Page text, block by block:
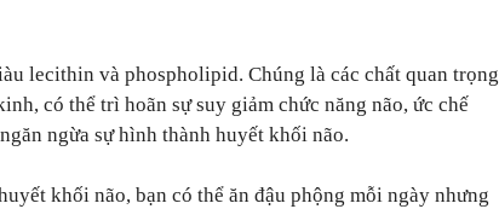
lecithin và phospholipid. Chúng là các chất quan trọng
có thể trì hoãn sự suy giảm chức năng não, ức chế
ngừa sự hình thành huyết khối não.
khối não, bạn có thể ăn đậu phộng mỗi ngày nhưng